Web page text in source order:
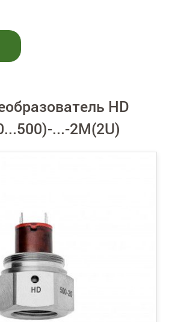
HD
...-2M(2U)